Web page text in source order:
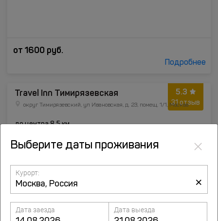
от 1600 руб.
Подробнее
5.3
31 отзыв
Travel Inn Тимирязевская
округ Тимирязевский, ул Ивановская, д. 23, помещ. 1/1, Москва
до центра 8.5 км
Выберите даты проживания ×
Курорт:
×
Дата заезда Дата выезда